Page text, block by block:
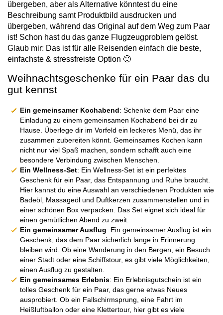
übergeben, aber als Alternative könntest du eine
Beschreibung samt Produktbild ausdrucken und
übergeben, während das Original auf dem Weg zum Paar
ist! Schon hast du das ganze Flugzeugproblem gelöst.
Glaub mir: Das ist für alle Reisenden einfach die beste,
einfachste & stressfreiste Option 🙂
Weihnachtsgeschenke für ein Paar das du
gut kennst
Ein gemeinsamer Kochabend: Schenke dem Paar eine
Einladung zu einem gemeinsamen Kochabend bei dir zu
Hause. Überlege dir im Vorfeld ein leckeres Menü, das ihr
zusammen zubereiten könnt. Gemeinsames Kochen kann
nicht nur viel Spaß machen, sondern schafft auch eine
besondere Verbindung zwischen Menschen.
Ein Wellness-Set: Ein Wellness-Set ist ein perfektes
Geschenk für ein Paar, das Entspannung und Ruhe braucht.
Hier kannst du eine Auswahl an verschiedenen Produkten wie
Badeöl, Massageöl und Duftkerzen zusammenstellen und in
einer schönen Box verpacken. Das Set eignet sich ideal für
einen gemütlichen Abend zu zweit.
Ein gemeinsamer Ausflug: Ein gemeinsamer Ausflug ist ein
Geschenk, das dem Paar sicherlich lange in Erinnerung
bleiben wird. Ob eine Wanderung in den Bergen, ein Besuch
einer Stadt oder eine Schiffstour, es gibt viele Möglichkeiten,
einen Ausflug zu gestalten.
Ein gemeinsames Erlebnis: Ein Erlebnisgutschein ist ein
tolles Geschenk für ein Paar, das gerne etwas Neues
ausprobiert. Ob ein Fallschirmsprung, eine Fahrt im
Heißluftballon oder eine Klettertour, hier gibt es viele